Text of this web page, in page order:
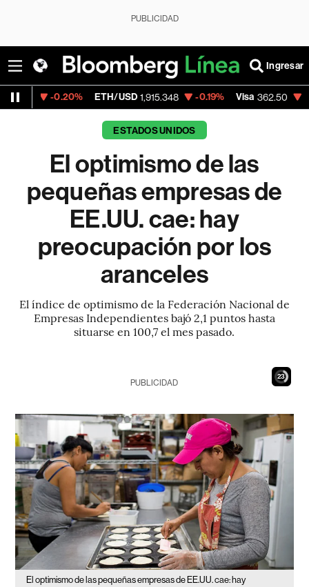
PUBLICIDAD
Ingresar
ETH/USD 1,915.348 -0.19% Visa 362.50 -2.15%
ESTADOS UNIDOS
El optimismo de las
pequeñas empresas de
EE.UU. cae: hay
preocupación por los
aranceles
El índice de optimismo de la Federación Nacional de
Empresas Independientes bajó 2,1 puntos hasta
situarse en 100,7 el mes pasado.
22
PUBLICIDAD
El optimismo de las pequeñas empresas de EE.UU. cae: hay